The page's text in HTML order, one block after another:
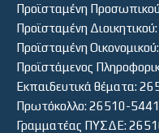
Προϊσταμένη
Προϊσταμένη
Προϊσταμένη
Προϊστάμενος
Εκπαιδευτικά θέματα:
Πρωτόκολλο: 26510-
Γραμματέας ΠΥΣΔΕ: